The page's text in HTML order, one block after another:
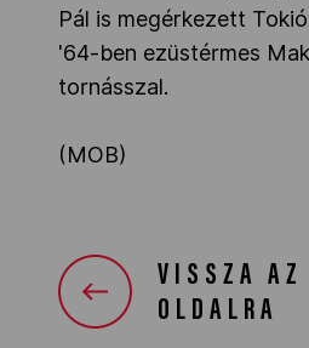
Pál is megérkezett
'64-ben ezüstérmes
tornásszal.
(MOB)
VISSZA AZ
OLDALRA